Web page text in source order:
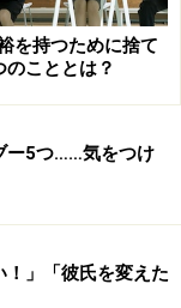
を持つために捨て
のこととは？
ー5つ……気をつけ
！」「彼氏を変えた